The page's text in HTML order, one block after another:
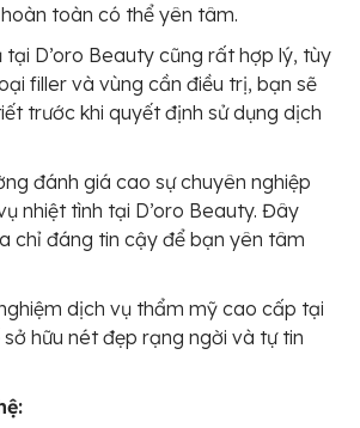
toàn có thể yên tâm.
tại D’oro Beauty cũng rất hợp lý, tùy
filler và vùng cần điều trị, bạn sẽ
trước khi quyết định sử dụng dịch
đánh giá cao sự chuyên nghiệp
nhiệt tình tại D’oro Beauty. Đây
chỉ đáng tin cậy để bạn yên tâm
dịch vụ thẩm mỹ cao cấp tại
sở hữu nét đẹp rạng ngời và tự tin